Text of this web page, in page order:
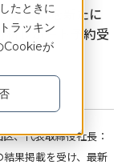
たときに
ラッキン
Cookieが
ビス」を新たに
析レポート予約受
、代表取締役社長：
果掲載を受け、最新